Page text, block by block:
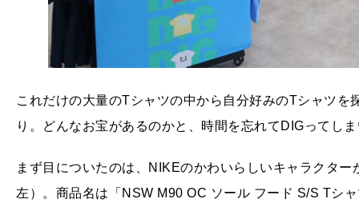
これだけの大量のTシャツの中から自分好みのTシャツ
り。どんなお宝があるのかと、時間を忘れてDIGってし
まず目についたのは、NIKEのかわいらしいキャラクタ
左）。商品名は「NSW M90 OC ソール フード S/S Tシ